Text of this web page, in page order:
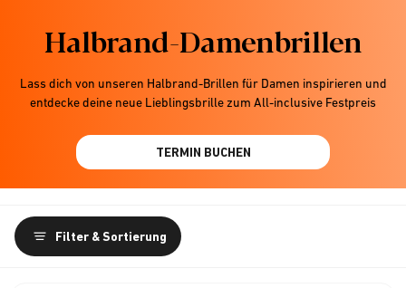
Halbrand-Damenbrillen
Lass dich von unseren Halbrand-Brillen für Damen inspirieren und
entdecke deine neue Lieblingsbrille zum All-inclusive Festpreis
TERMIN BUCHEN
Filter & Sortierung